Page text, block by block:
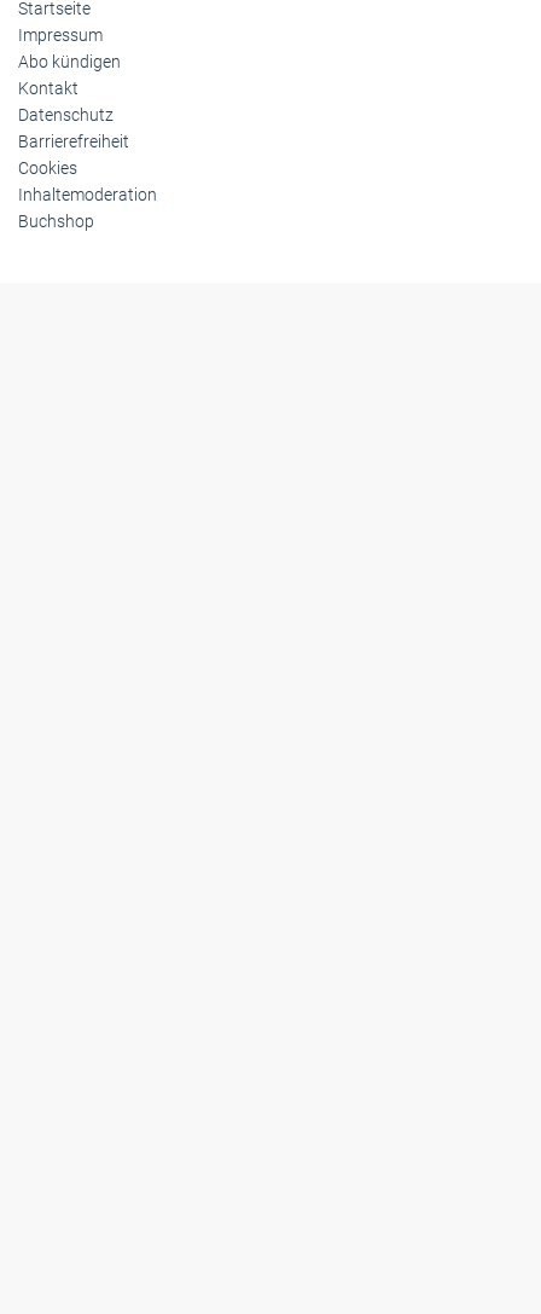
Startseite
Impressum
Abo kündigen
Kontakt
Datenschutz
Barrierefreiheit
Cookies
Inhaltemoderation
Buchshop